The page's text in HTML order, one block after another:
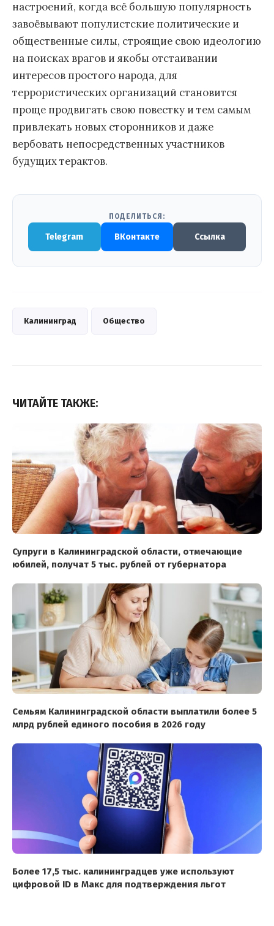
настроений, когда всё большую популярность
завоёвывают популистские политические и
общественные силы, строящие свою идеологию
на поисках врагов и якобы отстаивании
интересов простого народа, для
террористических организаций становится
проще продвигать свою повестку и тем самым
привлекать новых сторонников и даже
вербовать непосредственных участников
будущих терактов.
ПОДЕЛИТЬСЯ:
Telegram ВКонтакте Ссылка
Калининград Общество
ЧИТАЙТЕ ТАКЖЕ:
Супруги в Калининградской области, отмечающие
юбилей, получат 5 тыс. рублей от губернатора
Семьям Калининградской области выплатили более 5
млрд рублей единого пособия в 2026 году
Более 17,5 тыс. калининградцев уже используют
цифровой ID в Макс для подтверждения льгот